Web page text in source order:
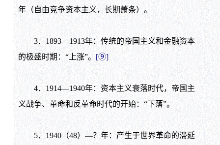
年（自由竞争资本主义，长期萧条）。
3． 1893—1913年：传统的帝国主义和金融资本
的极盛时期：“上涨”。 [⑨]
4． 1914—1940年：资本主义衰落时代，帝国主
义战争、革命和反革命时代的开始：“下落”。
5． 1940（48）—？年：产生于世界革命的滞延